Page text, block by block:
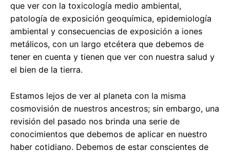
que ver con la toxicología medio ambiental,
patología de exposición geoquímica, epidemiología
ambiental y consecuencias de exposición a iones
metálicos, con un largo etcétera que debemos de
tener en cuenta y tienen que ver con nuestra salud y
el bien de la tierra.
Estamos lejos de ver al planeta con la misma
cosmovisión de nuestros ancestros; sin embargo, una
revisión del pasado nos brinda una serie de
conocimientos que debemos de aplicar en nuestro
haber cotidiano. Debemos de estar conscientes de